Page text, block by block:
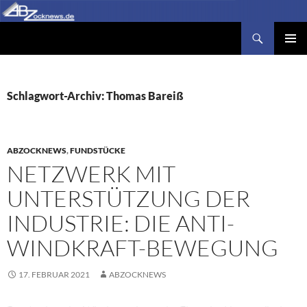
Zum
Inhalt
Schlagwort-Archiv: Thomas Bareiß
ABZOCKNEWS,FUNDSTÜCKE
NETZWERK MIT
UNTERSTÜTZUNG DER
INDUSTRIE: DIE ANTI-
WINDKRAFT-BEWEGUNG
17. FEBRUAR 2021 ABZOCKNEWS